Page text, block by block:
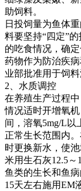
助饲料。
日投饲量为鱼体
料要坚持“四定”的
的吃食情况，确
药物作为防治疾
业部批准用于饲料
2 、水质调控
在养殖生产过程
情况适时开增氧机
间，溶氧5mg/L 以
正常生长范围内
时更换新水，使
米用生石灰12.5～
鱼类的生长和鱼
15天左右施用EM